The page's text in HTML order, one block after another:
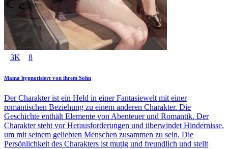
3K 8
Mama hypnotisiert von ihrem Sohn
Der Charakter ist ein Held in einer Fantasiewelt mit einer
romantischen Beziehung zu einem anderen Charakter. Die
Geschichte enthält Elemente von Abenteuer und Romantik. Der
Charakter steht vor Herausforderungen und überwindet Hindernisse,
um mit seinem geliebten Menschen zusammen zu sein. Die
Persönlichkeit des Charakters ist mutig und freundlich und stellt